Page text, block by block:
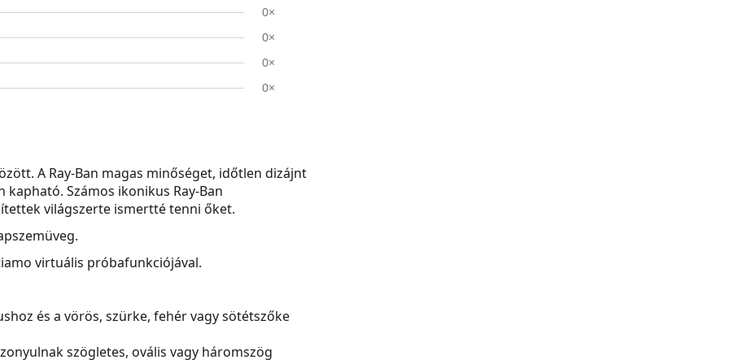
0×
0×
0×
0×
A Ray-Ban magas minőséget, időtlen dizájnt
Számos ikonikus Ray-Ban
világszerte ismertté tenni őket.
virtuális próbafunkciójával.
és a vörös, szürke, fehér vagy sötétszőke
szögletes, ovális vagy háromszög